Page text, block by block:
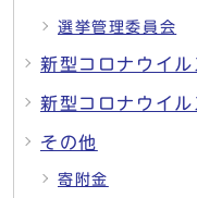
選挙管理委員会
新型コロナウイ
新型コロナウイ
その他
寄附金